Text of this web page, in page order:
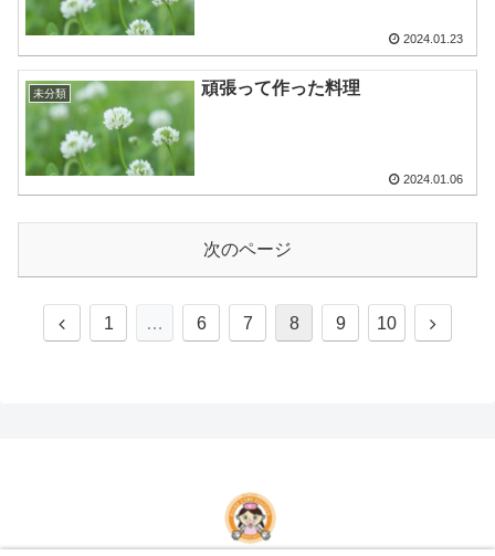
2024.01.23
未分類 頑張って作った料理
2024.01.06
次のページ
前
1 … 6 7 8 9 10
次